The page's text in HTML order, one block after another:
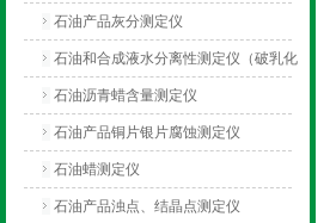
石油产品灰分测定仪
石油和合成液水分离性测定仪（破乳化
测定仪）
石油沥青蜡含量测定仪
石油产品铜片银片腐蚀测定仪
石油蜡测定仪
石油产品浊点、结晶点测定仪